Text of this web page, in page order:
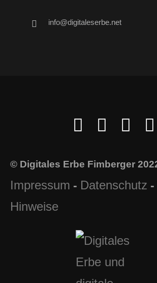
info@digitaleserbe.net
© Digitales Erbe Fimberger
Impressum - Datenschutz -
Hinweise